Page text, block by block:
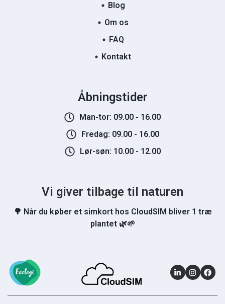
Blog
Om os
FAQ
Kontakt
Åbningstider
Man-tor: 09.00 - 16.00
Fredag: 09.00 - 16.00
Lør-søn: 10.00 - 12.00
Vi giver tilbage til naturen
🌳 Når du køber et simkort hos CloudSIM bliver 1 træ
plantet 🌿🌱